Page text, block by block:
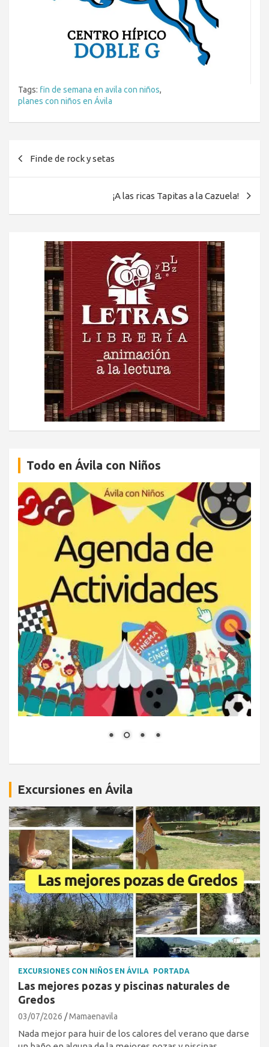
Tags: fin de semana en avila con niños,
planes con niños en Ávila
Finde de rock y setas
¡A las ricas Tapitas a la Cazuela!
Todo en Ávila con Niños
Excursiones en Ávila
EXCURSIONES CON NIÑOS EN ÁVILA PORTADA
Las mejores pozas y piscinas naturales de
Gredos
03/07/2026 Mamaenavila
Nada mejor para huir de los calores del verano que darse